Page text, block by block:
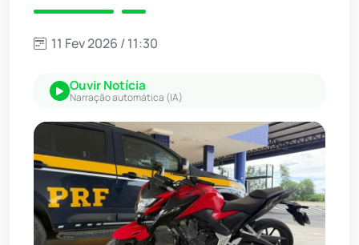
11 Fev 2026 / 11:30
Ouvir Notícia
Narração automática (IA)